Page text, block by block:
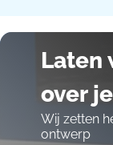
Laten
over
Wij zetten
ontwerp